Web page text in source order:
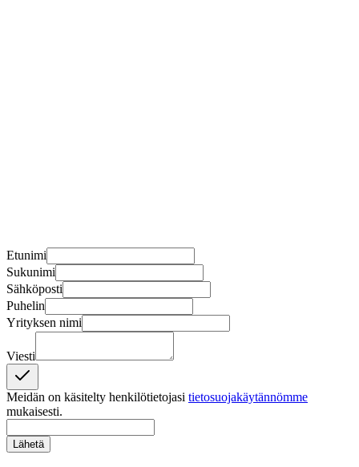
Etunimi
Sukunimi
Sähköposti
Puhelin
Yrityksen nimi
Viesti
Meidän on käsitelty henkilötietojasi tietosuojakäytännömme
mukaisesti.
Lähetä